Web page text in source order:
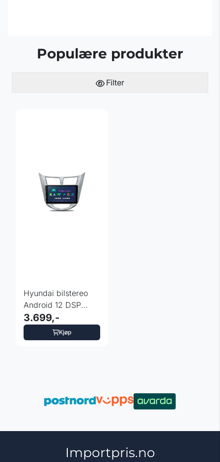
Populære produkter
Filter
Hyundai bilstereo
Android 12 DSP
CarAutoPlay 9
tommer
3.699,-
Kjøp
Importpris.no